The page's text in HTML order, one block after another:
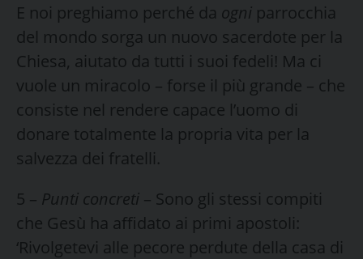
E noi preghiamo perché da ogni parrocchia
del mondo sorga un nuovo sacerdote per la
Chiesa, aiutato da tutti i suoi fedeli! Ma ci
vuole un miracolo – forse il più grande – che
consiste nel rendere capace l’uomo di
donare totalmente la propria vita per la
salvezza dei fratelli.
5 – Punti concreti – Sono gli stessi compiti
che Gesù ha affidato ai primi apostoli:
‘Rivolgetevi alle pecore perdute della casa di